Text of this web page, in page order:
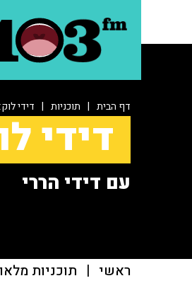
דף הבית | תוכניות | דידי
דידי
עם דידי הררי
ראשי | תוכניות